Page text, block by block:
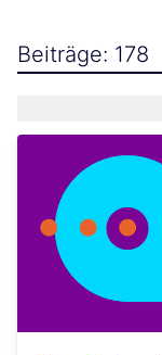
Beiträge: 178